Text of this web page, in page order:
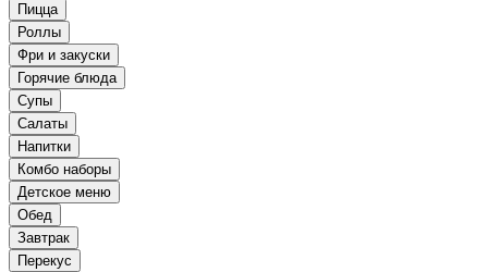
Пицца
Роллы
Фри и закуски
Горячие блюда
Супы
Салаты
Напитки
Комбо наборы
Детское меню
Обед
Завтрак
Перекус